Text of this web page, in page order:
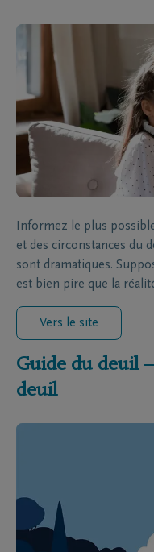
Informez le plus
et des circonstances du
sont dramatiques.
est bien pire que la
Vers le site
Guide du deuil
deuil